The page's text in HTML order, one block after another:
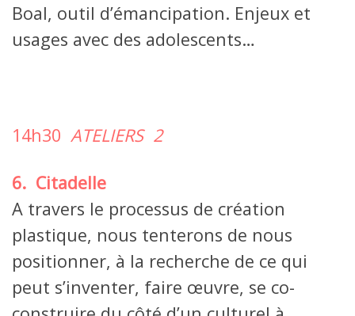
Boal, outil d’émancipation. Enjeux et
usages avec des adolescents…
14h30 ATELIERS 2
6. Citadelle
A travers le processus de création
plastique, nous tenterons de nous
positionner, à la recherche de ce qui
peut s’inventer, faire œuvre, se co-